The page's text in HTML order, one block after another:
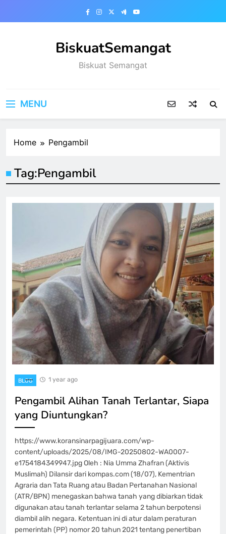
BiskuatSemangat
Biskuat Semangat
MENU
Home Pengambil
Tag:Pengambil
BLOG 1 year ago
Pengambil Alihan Tanah Terlantar, Siapa
yang Diuntungkan?
https://www.koransinarpagijuara.com/wp-
content/uploads/2025/08/IMG-20250802-WA0007-
e1754184349947.jpg Oleh : Nia Umma Zhafran (Aktivis
Muslimah) Dilansir dari kompas.com (18/07), Kementrian
Agraria dan Tata Ruang atau Badan Pertanahan Nasional
(ATR/BPN) menegaskan bahwa tanah yang dibiarkan tidak
digunakan atau tanah terlantar selama 2 tahun berpotensi
diambil alih negara. Ketentuan ini di atur dalam peraturan
pemerintah (PP) nomor 20 tahun 2021 tentang penertiban